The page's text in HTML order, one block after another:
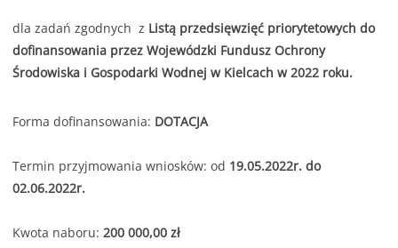
dla zadań zgodnych z Listą przedsięwzięć priorytetowych do
dofinansowania przez Wojewódzki Fundusz Ochrony
Środowiska i Gospodarki Wodnej w Kielcach w 2022 roku.
Forma dofinansowania: DOTACJA
Termin przyjmowania wniosków: od 19.05.2022r. do
02.06.2022r.
Kwota naboru: 200 000,00 zł